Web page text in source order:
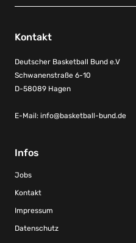
Kontakt
Deutscher Basketball Bund e.V
Schwanenstraße 6-10
D-58089 Hagen
E-Mail: info@basketball-bund.de
Infos
Jobs
Kontakt
Impressum
Datenschutz